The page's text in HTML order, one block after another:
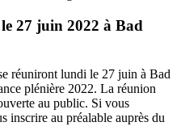
27 juin 2022 à Bad
réuniront lundi le 27 juin à Bad
plénière 2022. La réunion
au public. Si vous
inscrire au préalable auprès du